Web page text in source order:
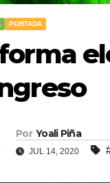
PORTADA
Por Yoali Piña
JUL 14, 2020